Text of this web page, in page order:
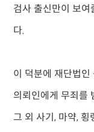
검사 출신만이 보여
다.
이 덕분에 재단법인
의뢰인에게 무죄를
그 외 사기, 마약, 횡